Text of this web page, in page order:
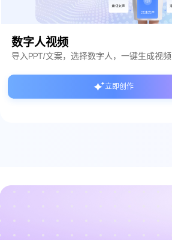
数字人视频
导入PPT/文案，选择数字人，一键生成视频
立即创作